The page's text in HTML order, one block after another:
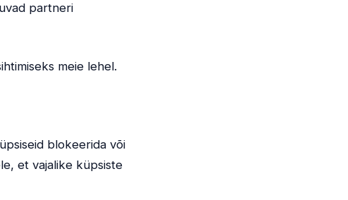
partneri
meie lehel.
blokeerida või
et vajalike küpsiste